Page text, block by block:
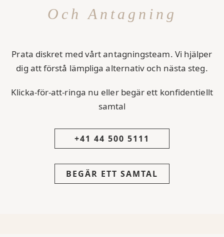
Och Antagning
Prata diskret med vårt antagningsteam. Vi hjälper
dig att förstå lämpliga alternativ och nästa steg.
Klicka-för-att-ringa nu eller begär ett konfidentiellt
samtal
+41 44 500 5111
BEGÄR ETT SAMTAL